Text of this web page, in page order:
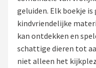
Blokken
Shop
geluiden. Elk boekje
kindvriendelijke
kan ontdekken en
schattige dieren tot
niet alleen het